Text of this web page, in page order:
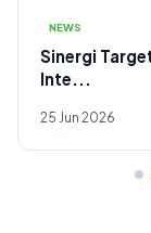
NEWS
FH UNNES
Drivi...
24 Jun 2026